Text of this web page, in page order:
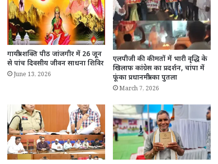
गायत्री शक्ति पीठ जांजगीर में 26 जून
से पांच दिवसीय जीवन साधना शिविर
June 13, 2026
एलपीजी की कीमतों में भारी वृद्धि के
खिलाफ कांग्रेस का प्रदर्शन, चांपा में
फूंका प्रधानमंत्री का पुतला
March 7, 2026